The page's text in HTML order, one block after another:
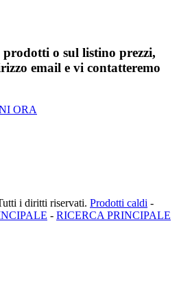
prodotti o sul listino prezzi,
email e vi contatteremo
ORA
i diritti riservati. Prodotti caldi -
- RICERCA PRINCIPALE